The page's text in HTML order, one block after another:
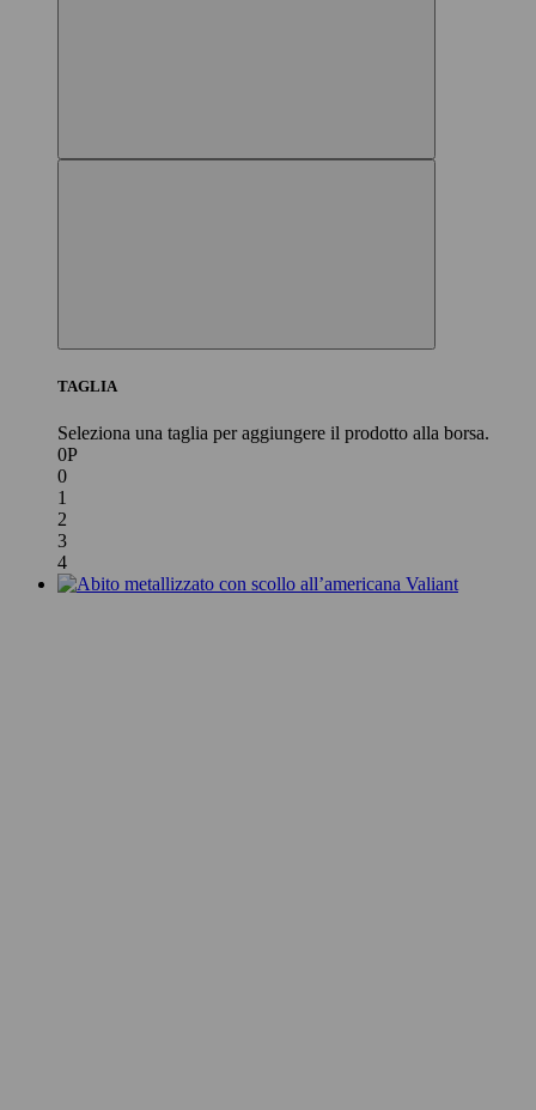
TAGLIA
Seleziona una taglia per aggiungere il prodotto alla borsa.
0P
0
1
2
3
4